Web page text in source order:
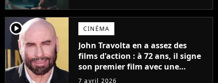
player2 CINÉMA
John Travolta en a assez des
films d'action : à 72 ans, il signe
son premier film avec une
histoire écrite il y a 30 ans
7 avril 2026